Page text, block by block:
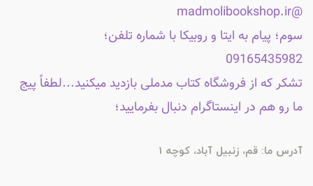
@madmolibookshop.ir
سوم؛ پیام به ایتا و روبیکا با شماره تلفن؛
09165435982
تشکر که از فروشگاه کتاب مدملی بازدید میکنید...لطفاً پیج
ما رو هم در اینستاگرام دنبال بفرمایید؛
آدرس ما: قم، زنبیل آباد، کوچه 1